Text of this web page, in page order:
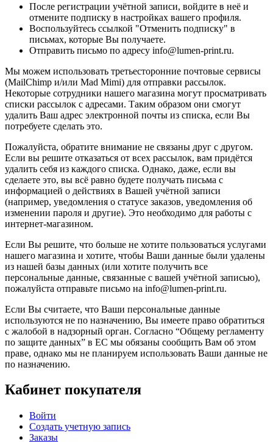
После регистрации учётной записи, войдите в неё и
отмените подписку в настройках вашего профиля.
Воспользуйтесь ссылкой "Отменить подписку" в
письмах, которые Вы получаете.
Отправить письмо по адресу info@lumen-print.ru.
Мы можем использовать третьесторонние почтовые сервисы
(MailChimp и/или Mad Mimi) для отправки рассылок.
Некоторые сотрудники нашего магазина могут просматривать
списки рассылок с адресами. Таким образом они смогут
удалить Ваш адрес электронной почты из списка, если Вы
потребуете сделать это.
Пожалуйста, обратите внимание не связаны друг с другом.
Если вы решите отказаться от всех рассылок, вам придётся
удалить себя из каждого списка. Однако, даже, если вы
сделаете это, вы всё равно будете получать письма с
информацией о действиях в Вашей учётной записи
(например, уведомления о статусе заказов, уведомления об
изменении пароля и другие). Это необходимо для работы с
интернет-магазином.
Если Вы решите, что больше не хотите пользоваться услугами
нашего магазина и хотите, чтобы Ваши данные были удалены
из нашей базы данных (или хотите получить все
персональные данные, связанные с вашей учётной записью),
пожалуйста отправьте письмо на info@lumen-print.ru.
Если Вы считаете, что Ваши персональные данные
используются не по назначению, Вы имеете право обратиться
с жалобой в надзорный орган. Согласно “Общему регламенту
по защите данных” в ЕС мы обязаны сообщить Вам об этом
праве, однако мы не планируем использовать Ваши данные не
по назначению.
Кабинет покупателя
Войти
Создать учетную запись
Заказы